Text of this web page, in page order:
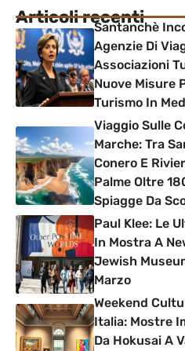
Articoli recenti
Santanchè
Agenzie Di
Associazioni
Nuove Misure
Turismo In
Viaggio Sulle
Marche: Tra
Conero E
Palme Oltre
Spiagge Da
Paul Klee: Le
In Mostra A
Jewish
Marzo
Weekend
Italia: Mostre
Da Hokusai A